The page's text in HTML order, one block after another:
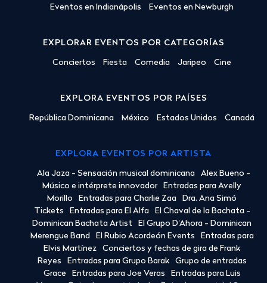
Eventos en Indianápolis
Eventos en Newburgh
EXPLORAR EVENTOS POR CATEGORÍAS
Conciertos Fiesta Comedia Jaripeo Cine
EXPLORA EVENTOS POR PAÍSES
República Dominicana México Estados Unidos Canadá
EXPLORA EVENTOS POR ARTISTA
Ala Jaza - Sensación musical dominicana
Alex Bueno -
Músico e intérprete innovador
Entradas para Avelly
Morillo
Entradas para Charlie Zaa
Dra. Ana Simó
Tickets
Entradas para El Alfa
El Chaval de la Bachata -
Dominican Bachata Artist
El Grupo D'Ahora - Dominican
Merengue Band
El Rubio Acordeón Events
Entradas para
Elvis Martínez
Conciertos y fechas de gira de Frank
Reyes
Entradas para Grupo Barak
Grupo de entradas
Grace
Entradas para Joe Veras
Entradas para Luis